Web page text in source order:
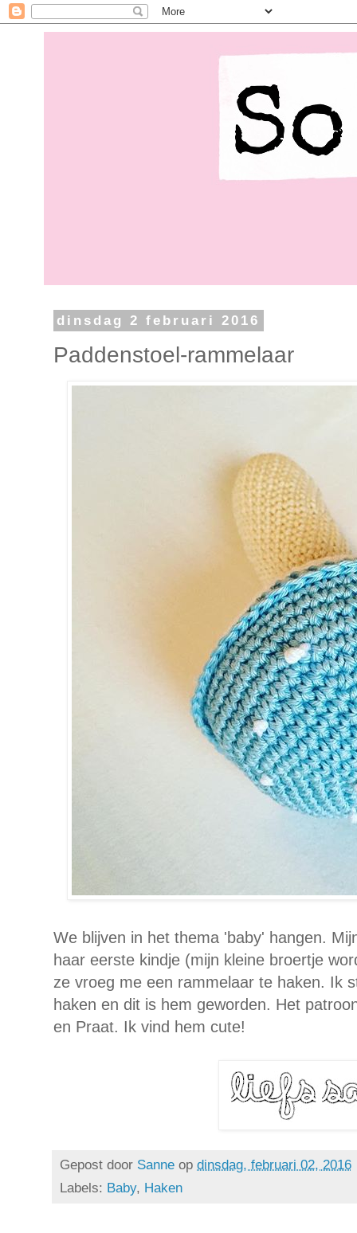
dinsdag 2 februari 2016
Paddenstoel-rammelaar
We blijven in het thema 'baby' hangen.
haar eerste kindje (mijn kleine broertje
ze vroeg me een rammelaar te haken. Ik
haken en dit is hem geworden. Het
en Praat. Ik vind hem cute!
Gepost door Sanne op dinsdag, februari 02, 2016
Labels: Baby, Haken